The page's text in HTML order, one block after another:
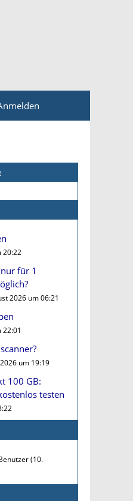
20:22
für 1
2026 um 06:21
22:01
um 19:19
100 GB:
testen
(10.